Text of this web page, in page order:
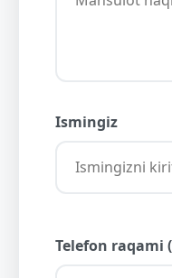
Ismingiz
Telefon raqami